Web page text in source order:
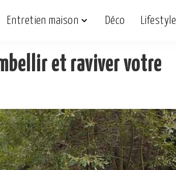
Entretien maison Déco Lifestyle
et raviver votre